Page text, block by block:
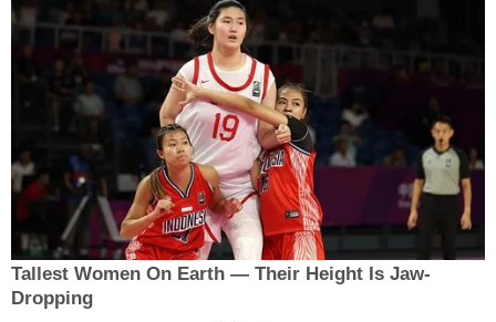
Tallest Women On Earth — Their Height Is Jaw-
Dropping